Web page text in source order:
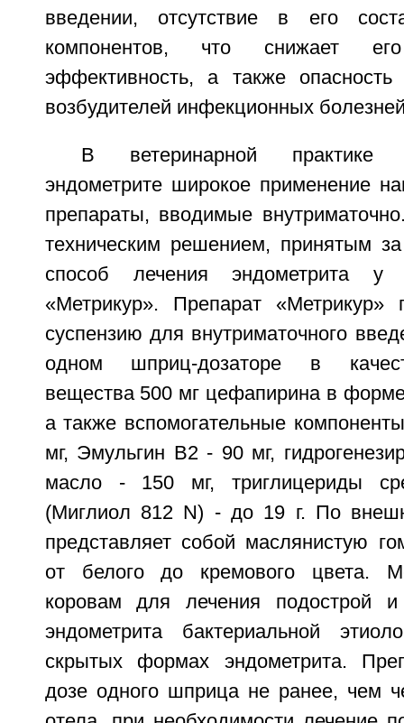
введении, отсутствие в его
компонентов, что снижает его
эффективность, а также опасность
возбудителей инфекционных
В ветеринарной практике
эндометрите широкое применение
препараты, вводимые
техническим решением, принятым за
способ лечения эндометрита у
«Метрикур». Препарат «Метрикур»
суспензию для внутриматочного
одном шприц-дозаторе в
вещества 500 мг цефапирина в
а также вспомогательные
мг, Эмульгин B2 - 90 мг,
масло - 150 мг, триглицериды
(Миглиол 812 N) - до 19 г. По
представляет собой маслянистую
от белого до кремового цвета.
коровам для лечения подострой
эндометрита бактериальной
скрытых формах эндометрита.
дозе одного шприца не ранее, чем